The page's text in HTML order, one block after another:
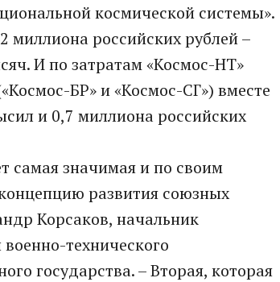
космической системы».
миллиона российских рублей –
И по затратам «Космос-НТ»
БР» и «Космос-СГ») вместе
и 0,7 миллиона российских
самая значимая и по своим
развития союзных
Корсаков, начальник
технического
государства. – Вторая, которая